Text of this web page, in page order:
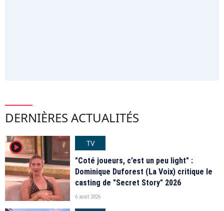
DERNIÈRES ACTUALITÉS
player2
TV
"Coté joueurs, c’est un peu light" :
Dominique Duforest (La Voix) critique le
casting de "Secret Story" 2026
6 août 2026